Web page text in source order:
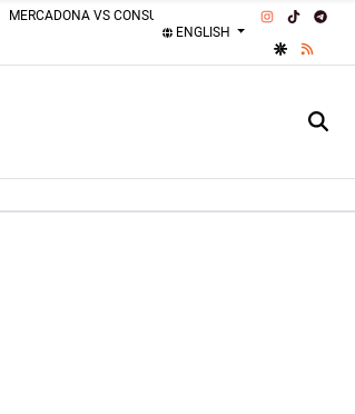
MERCADONA VS CONSUM
MOTORCYCLISTS MISTAKES
ENGLISH
INSTAGRAM
TIKTOK
GOOGLE
RSS